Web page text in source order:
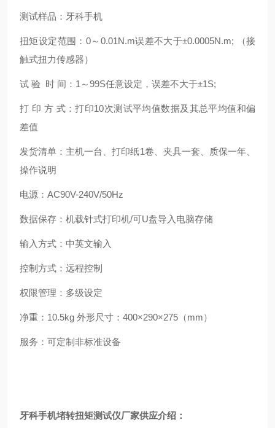
测试样品：牙科手机
扭矩设定范围： 0～ 0.01N.m误差不大于±0.0005N.m;
（接
触式扭力传感器）
试 验 时 间： 1～99S任意设定，误差不大于±1S;
打 印 方 式：打印10次测试平均值数据及其总平均值和偏
差值
发货清单：主机一台、打印纸1卷、夹具一套、质保一年、
操作说明
电源： AC90V-240V/50Hz
数据保存：机载针式打印机/可U盘导入电脑存储
输入方式：中英文输入
控制方式：远程控制
权限管理：多级设定
净重： 10.5kg 外形尺寸： 400×290×275 （mm）
服务：可定制非标准设备
牙科手机堵转扭矩测试仪厂家供应介绍：